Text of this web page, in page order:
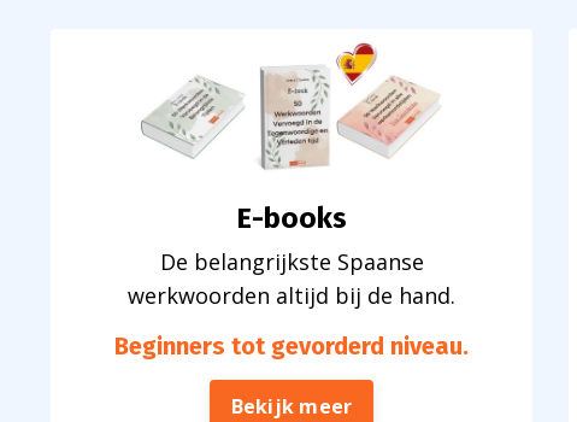
E-books
De belangrijkste Spaanse
werkwoorden altijd bij de hand.
Beginners tot gevorderd niveau.
Bekijk meer